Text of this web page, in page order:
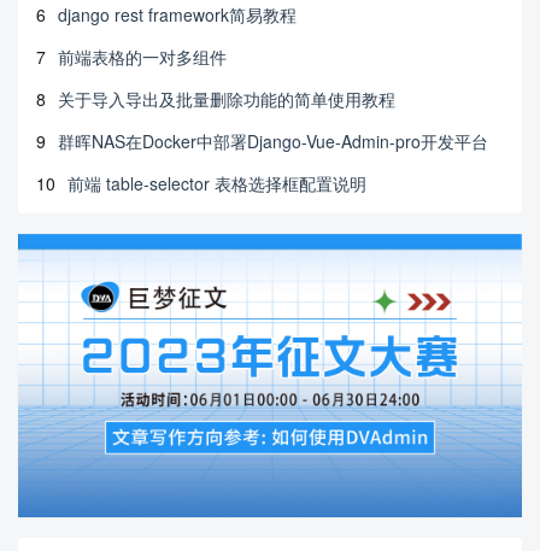
6 django rest framework简易教程
7 前端表格的一对多组件
8 关于导入导出及批量删除功能的简单使用教程
9 群晖NAS在Docker中部署Django-Vue-Admin-pro开发平台
10 前端 table-selector 表格选择框配置说明